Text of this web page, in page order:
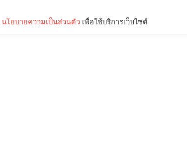
นโยบายความเป็นส่วนตัว เพื่อใช้บริการเว็บไซต์